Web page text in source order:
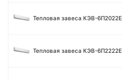
Тепловая завеса КЭВ-6П2022Е
Тепловая завеса КЭВ-6П2222Е